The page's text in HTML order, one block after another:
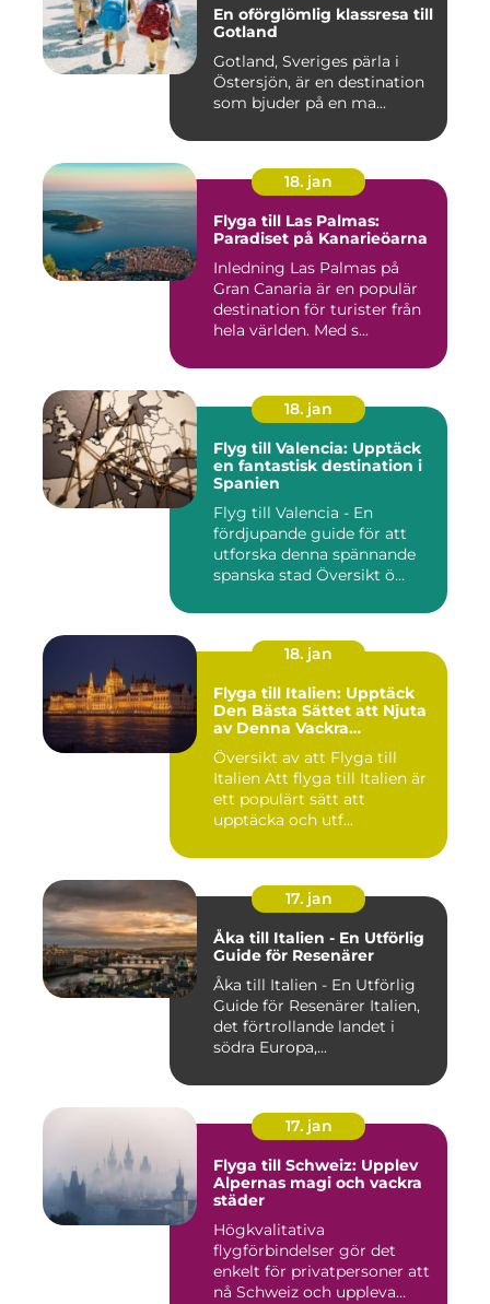
En oförglömlig klassresa till
Gotland
Gotland, Sveriges pärla i
Östersjön, är en destination
som bjuder på en ma...
18. jan
Flyga till Las Palmas:
Paradiset på Kanarieöarna
Inledning Las Palmas på
Gran Canaria är en populär
destination för turister från
hela världen. Med s...
18. jan
Flyg till Valencia: Upptäck
en fantastisk destination i
Spanien
Flyg till Valencia - En
fördjupande guide för att
utforska denna spännande
spanska stad Översikt ö...
18. jan
Flyga till Italien: Upptäck
Den Bästa Sättet att Njuta
av Denna Vackra
Destination
Översikt av att Flyga till
Italien Att flyga till Italien är
ett populärt sätt att
upptäcka och utf...
17. jan
Åka till Italien - En Utförlig
Guide för Resenärer
Åka till Italien - En Utförlig
Guide för Resenärer Italien,
det förtrollande landet i
södra Europa,...
17. jan
Flyga till Schweiz: Upplev
Alpernas magi och vackra
städer
Högkvalitativa
flygförbindelser gör det
enkelt för privatpersoner att
nå Schweiz och uppleva